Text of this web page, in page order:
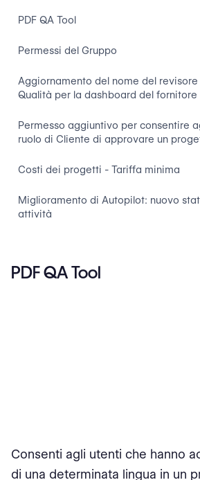
PDF QA Tool
Permessi del Gruppo
Aggiornamento del nome del revisore
Qualità per la dashboard del fornitore
Permesso aggiuntivo per consentire
ruolo di Cliente di approvare un
Costi dei progetti - Tariffa minima
Miglioramento di Autopilot: nuovo
attività
PDF QA Tool
Consenti agli utenti che hanno
di una determinata lingua in un